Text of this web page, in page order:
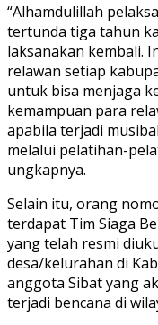
“Alhamdulillah
tertunda tiga tahun
laksanakan kembali.
relawan setiap
untuk bisa menjaga
kemampuan para
apabila terjadi
melalui pelatihan-
ungkapnya.
Selain itu, orang
terdapat Tim Siaga
yang telah resmi
desa/kelurahan di
anggota Sibat yang
terjadi bencana di